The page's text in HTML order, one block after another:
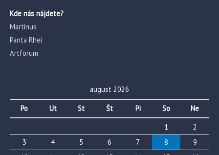
Kde nás nájdete?
Martinus
Panta Rhei
Artforum
august 2026
Po Ut St Št Pi So
Ne
1
2
3
4 5 6 7 8
9